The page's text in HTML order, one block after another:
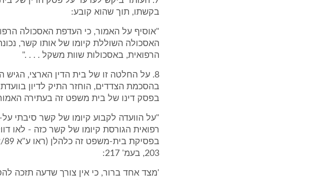
בקשתו, תוך שהוא קובע:
"אוסיף על האמור, כי העדפת האסכולה
האסכולה השוללת קיומו של אותו קשר,
הרפואית, באסכולות שוות משקל . . . ."
בהסכמת הצדדים, הוחזר התיק לדיון
בפסק דינו של בית משפט זה בעתירה
"על הוועדה לקבוע קיומו של קשר סיבתי
רפואית הגורסת קיומו של קשר כזה - לאו
203, בעמ' 217:
'מצד אחד ברור, כי אין צורך שדעה תזכה